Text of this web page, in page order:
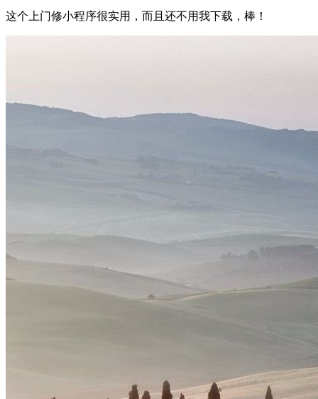
这个上门修小程序很实用，而且还不用我下载，棒！